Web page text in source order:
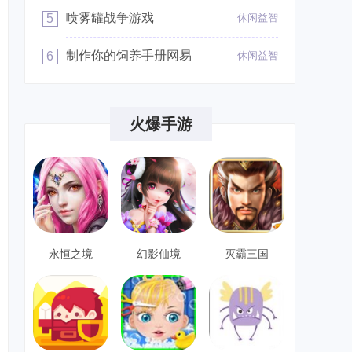
5 喷雾罐战争游戏 休闲益智
6 制作你的饲养手册网易 休闲益智
火爆手游
永恒之境 幻影仙境 灭霸三国